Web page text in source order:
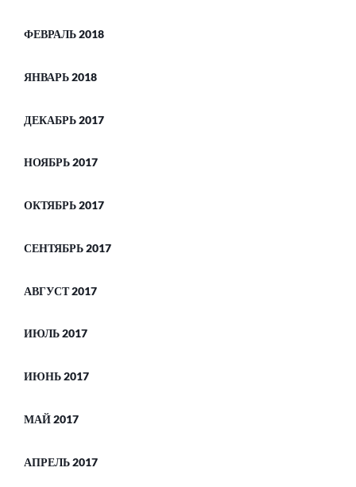
ФЕВРАЛЬ 2018
ЯНВАРЬ 2018
ДЕКАБРЬ 2017
НОЯБРЬ 2017
ОКТЯБРЬ 2017
СЕНТЯБРЬ 2017
АВГУСТ 2017
ИЮЛЬ 2017
ИЮНЬ 2017
МАЙ 2017
АПРЕЛЬ 2017